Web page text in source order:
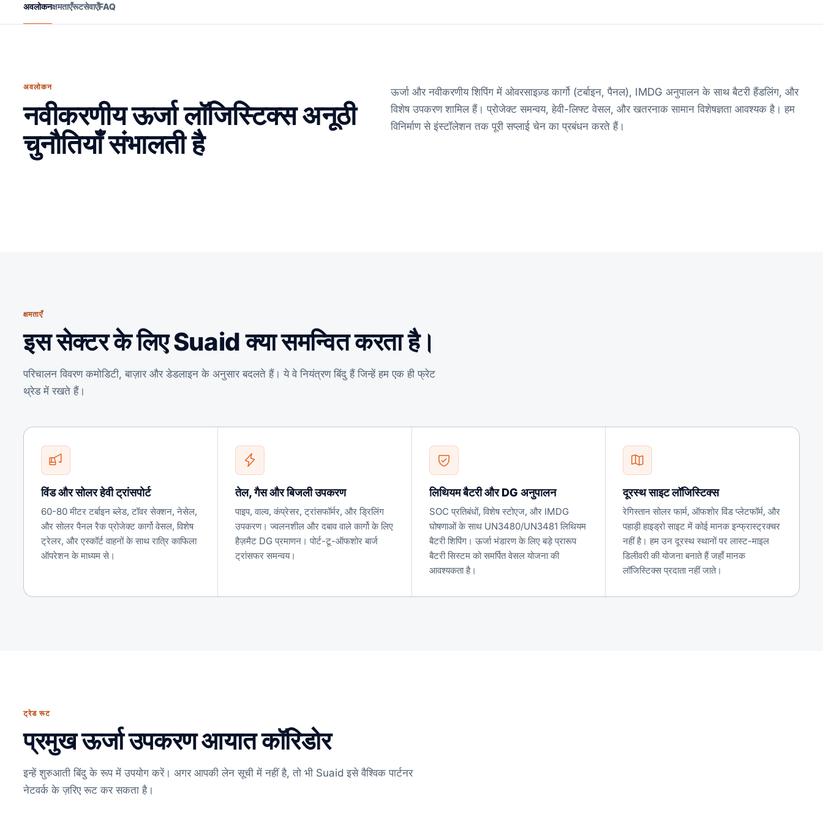
अवलोकनक्षमताएँरूटसेवाएँFAQ
अवलोकन
नवीकरणीय ऊर्जा लॉजिस्टिक्स अनूठी
चुनौतियाँ संभालती है
ऊर्जा और नवीकरणीय शिपिंग में ओवरसाइज़्ड कार्गो (टर्बाइन, पैनल), IMDG अनुपालन के साथ बैटरी हैंडलिंग, और
विशेष उपकरण शामिल हैं। प्रोजेक्ट समन्वय, हेवी-लिफ्ट वेसल, और खतरनाक सामान विशेषज्ञता आवश्यक है। हम
विनिर्माण से इंस्टॉलेशन तक पूरी सप्लाई चेन का प्रबंधन करते हैं।
क्षमताएँ
इस सेक्टर के लिए Suaid क्या समन्वित करता है।
परिचालन विवरण कमोडिटी, बाज़ार और डेडलाइन के अनुसार बदलते हैं। ये वे नियंत्रण बिंदु हैं जिन्हें हम एक ही फ्रेट
थ्रेड में रखते हैं।
विंड और सोलर हेवी ट्रांसपोर्ट
60-80 मीटर टर्बाइन ब्लेड, टॉवर सेक्शन, नेसेल,
और सोलर पैनल रैक प्रोजेक्ट कार्गो वेसल, विशेष
ट्रेलर, और एस्कॉर्ट वाहनों के साथ रात्रि काफिला
ऑपरेशन के माध्यम से।
तेल, गैस और बिजली उपकरण
पाइप, वाल्व, कंप्रेसर, ट्रांसफॉर्मर, और ड्रिलिंग
उपकरण। ज्वलनशील और दबाव वाले कार्गो के लिए
हैज़मैट DG प्रमाणन। पोर्ट-टू-ऑफशोर बार्ज
ट्रांसफर समन्वय।
लिथियम बैटरी और DG अनुपालन
SOC प्रतिबंधों, विशेष स्टोएज, और IMDG
घोषणाओं के साथ UN3480/UN3481 लिथियम
बैटरी शिपिंग। ऊर्जा भंडारण के लिए बड़े प्रारूप
बैटरी सिस्टम को समर्पित वेसल योजना की
आवश्यकता है।
दूरस्थ साइट लॉजिस्टिक्स
रेगिस्तान सोलर फार्म, ऑफशोर विंड प्लेटफॉर्म, और
पहाड़ी हाइड्रो साइट में कोई मानक इन्फ्रास्ट्रक्चर
नहीं है। हम उन दूरस्थ स्थानों पर लास्ट-माइल
डिलीवरी की योजना बनाते हैं जहाँ मानक
लॉजिस्टिक्स प्रदाता नहीं जाते।
ट्रेड रूट
प्रमुख ऊर्जा उपकरण आयात कॉरिडोर
इन्हें शुरुआती बिंदु के रूप में उपयोग करें। अगर आपकी लेन सूची में नहीं है, तो भी Suaid इसे वैश्विक पार्टनर
नेटवर्क के ज़रिए रूट कर सकता है।